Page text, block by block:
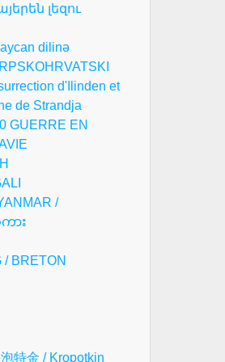
լեզու
dilinə
d'Ilinden et
de Strandja
GUERRE EN
/
ား
/ BRETON
泡特金 / Kropotkin